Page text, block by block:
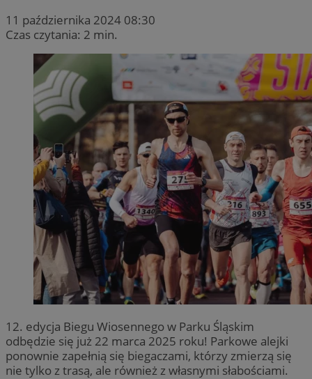
11 października 2024 08:30
Czas czytania: 2 min.
12. edycja Biegu Wiosennego w Parku Śląskim
odbędzie się już 22 marca 2025 roku! Parkowe alejki
ponownie zapełnią się biegaczami, którzy zmierzą się
nie tylko z trasą, ale również z własnymi słabościami.